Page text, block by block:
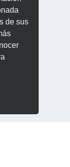
de sus